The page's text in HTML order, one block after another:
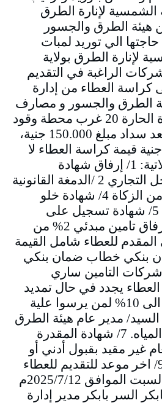
الشمسية لإنارة الطرق
هيئة الطرق والجسور
الي توريد لمبات
لإنارة الطرق بولاية
الراغبة في التقديم
كراسة العطاء من إدارة
الطرق والجسور و مصارف
المياه بمقرها بالثورة الحارة 20 غرب محطة وقود
النيل شارع الوادي بعد سداد مبلغ 150.000 جنية،
قيمة كراسة العطاء لا
ترد وفق الشروط الاتية: 1/ إرفاق شهادة
التسجيل من المسجل التجاري 2 /الدمغة القانونية
3 /شهادة إبراء ذمة من الزكاة 4/ شهادة خلو
طرف من الضرائب 5/ شهادة تسجيل على
القيمة المضافة 6/ إرفاق تامين مبدئي 2% من
للعطاء شامل القيمة
بنكي خطاب ضمان بنكي
التامين ساري
يجدد في حال تمديد
فترة العطاء ويكمل الى 10% لمن يرسوا علية
مدير عام هيئة الطرق
والجسور ومصارف المياه. 7/ شهادة المقدرة
العام غير مقيد بقبول أدني أو
أعلى قيمة للعطاء. 9/ اخر موعد للتقديم للعطاء
وفتح الصندوق يوم السبت الموافق 2025/7/12م
بابكر السر بابكر مدير إدارة